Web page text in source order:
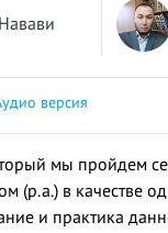
версия
мы пройдем
(р.а.) в качестве
и практика